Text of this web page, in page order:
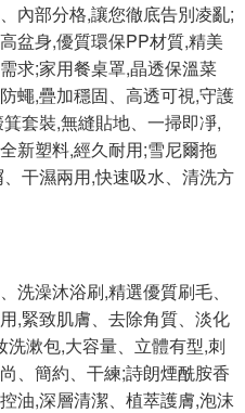
內部分格,讓您徹底告別凌亂;
盆身,優質環保PP材質,精美
求;家用餐桌罩,晶透保溫菜
蠅,疊加穩固、高透可視,守護
套裝,無縫貼地、一掃即凈,
新塑料,經久耐用;雪尼爾拖
干濕兩用,快速吸水、清洗方
澡沐浴刷,精選優質刷毛、
,緊致肌膚、去除角質、淡化
漱包,大容量、立體有型,刺
、簡約、干練;詩朗煙酰胺香
油,深層清潔、植萃護膚,泡沫